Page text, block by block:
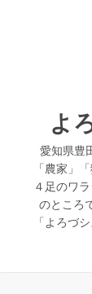
よ
愛知県豊
「農家」
４足のワ
のところ
「よろづ